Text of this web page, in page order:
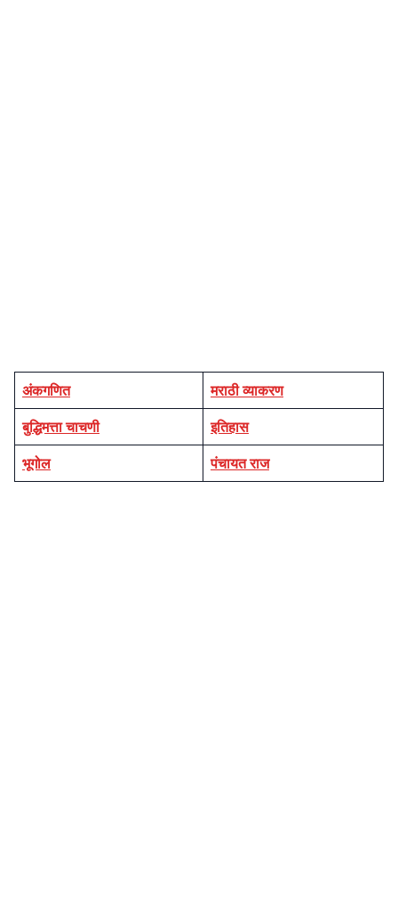
अंकगणित
मराठी व्याकरण
बुद्धिमत्ता चाचणी
इतिहास
भूगोल
पंचायत राज